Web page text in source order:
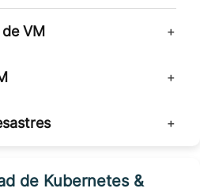
VM
de Kubernetes &